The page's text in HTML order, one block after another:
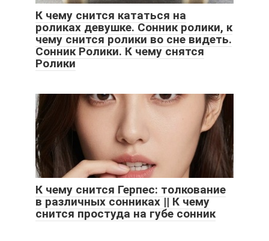
К чему снится кататься на
роликах девушке. Cонник ролики, к
чему снится ролики во сне видеть.
Сонник Ролики. К чему снятся
Ролики
К чему снится Герпес: толкование
в различных сонниках || К чему
снится простуда на губе сонник